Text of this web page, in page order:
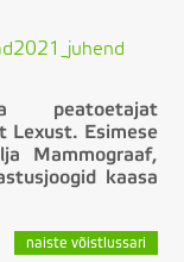
peatoetajat
Lexust. Esimese
Mammograaf,
kaasa
naiste võistlussari